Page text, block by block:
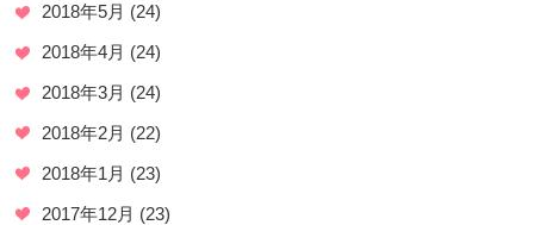
2018年5月 (24)
2018年4月 (24)
2018年3月 (24)
2018年2月 (22)
2018年1月 (23)
2017年12月 (23)